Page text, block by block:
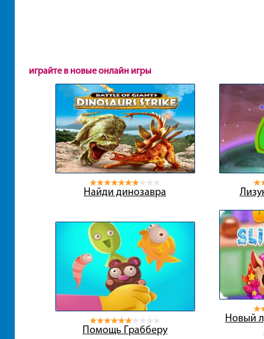
играйте в новые онлайн игры
Найди динозавра
Помощь Грабберу
Новый